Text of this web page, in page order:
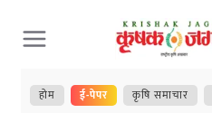
Skip
to
content
होम ई-पेपर कृषि समाचार